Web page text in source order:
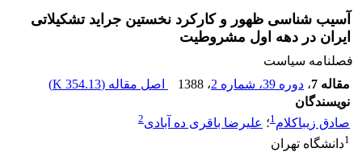
آسیب شناسی ظهور و کارکرد نخستین جراید تشکیلاتی
ایران در دهه اول مشروطیت
فصلنامه سیاست
مقاله 7
، دوره 39، شماره 2 ، 1388 اصل مقاله (354.13 K
)
نویسندگان
صادق زیباکلام1؛ علیرضا باقری ده آبادی2
1دانشگاه تهران